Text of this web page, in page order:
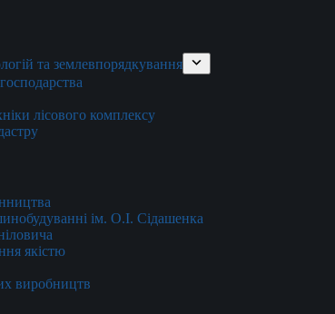
та землевпорядкування
лісового комплексу
ім. О.І. Сідашенка
якістю
виробництв